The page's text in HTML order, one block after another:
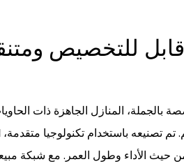
للتخصيص
بالجملة، المنازل الجاهزة ذات
حيث الأداء وطول العمر. مع شبكة